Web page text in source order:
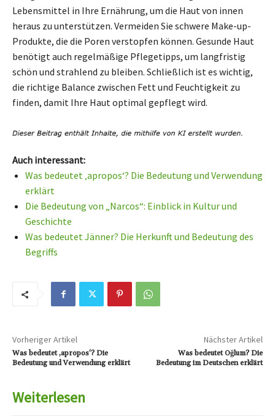
Lebensmittel in Ihre Ernährung, um die Haut von innen
heraus zu unterstützen. Vermeiden Sie schwere Make-up-
Produkte, die die Poren verstopfen können. Gesunde Haut
benötigt auch regelmäßige Pflegetipps, um langfristig
schön und strahlend zu bleiben. Schließlich ist es wichtig,
die richtige Balance zwischen Fett und Feuchtigkeit zu
finden, damit Ihre Haut optimal gepflegt wird.
Auch interessant:
Was bedeutet ‚apropos‘? Die Bedeutung und Verwendung
erklärt
Die Bedeutung von „Narcos“: Einblick in Kultur und
Geschichte
Was bedeutet Jänner? Die Herkunft und Bedeutung des
Begriffs
Vorheriger Artikel
Was bedeutet ‚apropos‘? Die
Bedeutung und Verwendung erklärt
Nächster Artikel
Was bedeutet Oğlum? Die
Bedeutung im Deutschen erklärt
Weiterlesen